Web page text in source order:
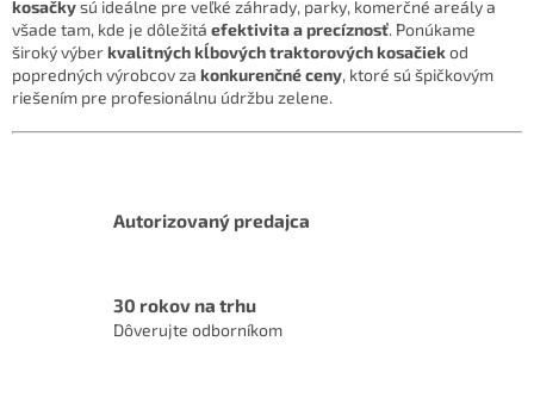
v
ý
p
i
s
u
kosačkysú ideálne pre veľké záhrady, parky, komerčné areály a
všade tam, kde je dôležitá efektivita a precíznosť. Ponúkame
široký výberkvalitných kĺbových traktorových kosačiekod
popredných výrobcov za konkurenčné ceny, ktoré sú špičkovým
riešením pre profesionálnu údržbu zelene.
Autorizovaný predajca
30 rokov na trhu
Dôverujte odborníkom